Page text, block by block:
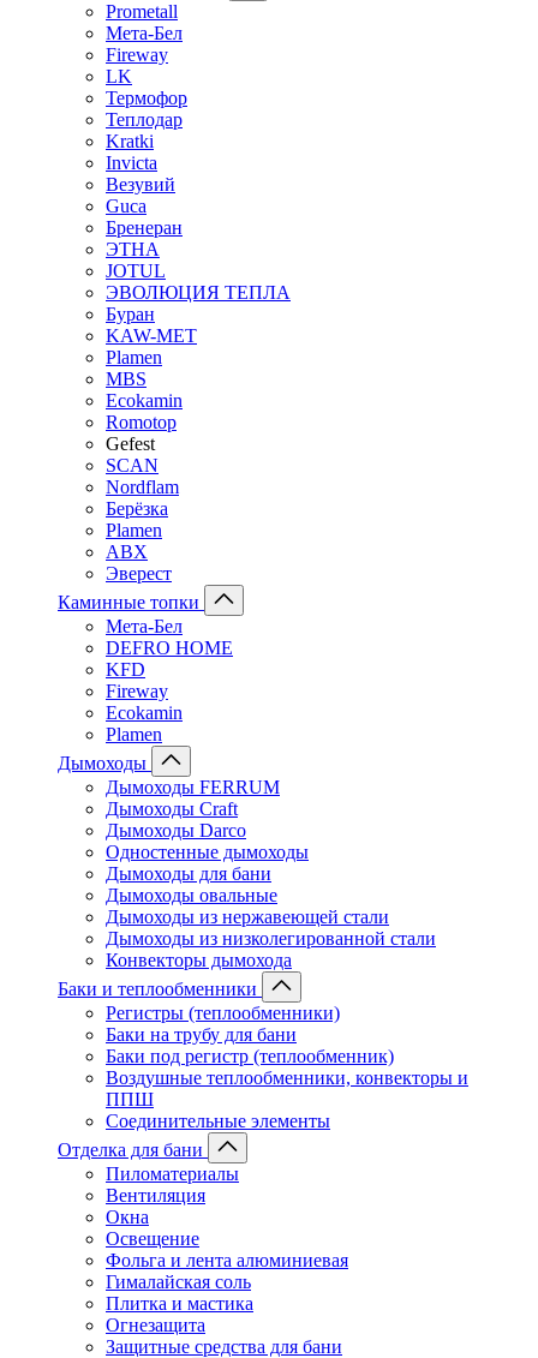
Prometall
Мета-Бел
Fireway
LK
Термофор
Теплодар
Kratki
Invicta
Везувий
Guca
Бренеран
ЭТНА
JOTUL
ЭВОЛЮЦИЯ ТЕПЛА
Буран
KAW-MET
Plamen
MBS
Ecokamin
Romotop
Gefest
SCAN
Nordflam
Берёзка
Plamen
ABX
Эверест
Каминные топки
Мета-Бел
DEFRO HOME
KFD
Fireway
Ecokamin
Plamen
Дымоходы
Дымоходы FERRUM
Дымоходы Craft
Дымоходы Darco
Одностенные дымоходы
Дымоходы для бани
Дымоходы овальные
Дымоходы из нержавеющей стали
Дымоходы из низколегированной стали
Конвекторы дымохода
Баки и теплообменники
Регистры (теплообменники)
Баки на трубу для бани
Баки под регистр (теплообменник)
Воздушные теплообменники, конвекторы и
ППШ
Соединительные элементы
Отделка для бани
Пиломатериалы
Вентиляция
Окна
Освещение
Фольга и лента алюминиевая
Гималайская соль
Плитка и мастика
Огнезащита
Защитные средства для бани